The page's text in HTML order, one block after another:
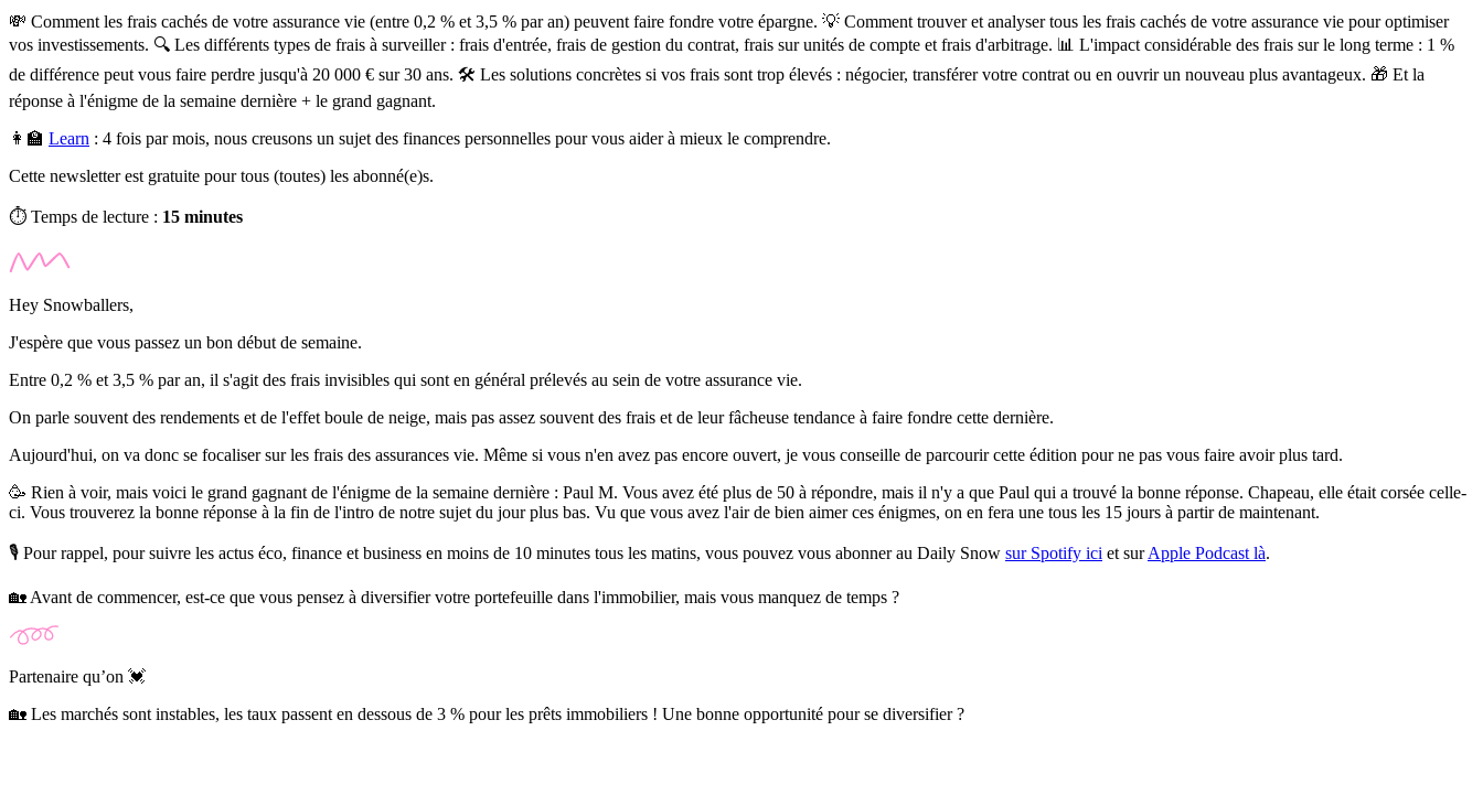
💸 Comment les frais cachés de votre assurance vie (entre 0,2 % et 3,5 % par an) peuvent faire fondre votre épargne. 💡 Comment trouver et analyser tous les frais cachés de votre assurance vie pour optimiser
vos investissements. 🔍 Les différents types de frais à surveiller : frais d'entrée, frais de gestion du contrat, frais sur unités de compte et frais d'arbitrage. 📊 L'impact considérable des frais sur le long terme : 1 %
de différence peut vous faire perdre jusqu'à 20 000 € sur 30 ans. 🛠️ Les solutions concrètes si vos frais sont trop élevés : négocier, transférer votre contrat ou en ouvrir un nouveau plus avantageux. 🎁 Et la
réponse à l'énigme de la semaine dernière + le grand gagnant.
👩‍🏫 Learn : 4 fois par mois, nous creusons un sujet des finances personnelles pour vous aider à mieux le comprendre.
Cette newsletter est gratuite pour tous (toutes) les abonné(e)s.
⏱️ Temps de lecture : 15 minutes
Hey Snowballers,
J'espère que vous passez un bon début de semaine.
Entre 0,2 % et 3,5 % par an, il s'agit des frais invisibles qui sont en général prélevés au sein de votre assurance vie.
On parle souvent des rendements et de l'effet boule de neige, mais pas assez souvent des frais et de leur fâcheuse tendance à faire fondre cette dernière.
Aujourd'hui, on va donc se focaliser sur les frais des assurances vie. Même si vous n'en avez pas encore ouvert, je vous conseille de parcourir cette édition pour ne pas vous faire avoir plus tard.
🥳 Rien à voir, mais voici le grand gagnant de l'énigme de la semaine dernière : Paul M. Vous avez été plus de 50 à répondre, mais il n'y a que Paul qui a trouvé la bonne réponse. Chapeau, elle était corsée celle-
ci. Vous trouverez la bonne réponse à la fin de l'intro de notre sujet du jour plus bas. Vu que vous avez l'air de bien aimer ces énigmes, on en fera une tous les 15 jours à partir de maintenant.
🎙️ Pour rappel, pour suivre les actus éco, finance et business en moins de 10 minutes tous les matins, vous pouvez vous abonner au Daily Snow sur Spotify ici et surApple Podcast là.
🏡 Avant de commencer, est-ce que vous pensez à diversifier votre portefeuille dans l'immobilier, mais vous manquez de temps ?
Partenaire qu’on 💓
🏡 Les marchés sont instables, les taux passent en dessous de 3 % pour les prêts immobiliers ! Une bonne opportunité pour se diversifier ?